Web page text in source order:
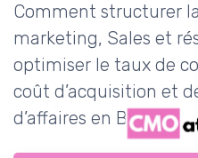
Comment structurer
marketing, Sales et
optimiser le taux de
coût d’acquisition et
d’affaires en B2B.